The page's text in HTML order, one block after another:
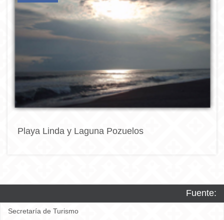
Playa Linda y Laguna Pozuelos
Fuente:
Secretaría de Turismo